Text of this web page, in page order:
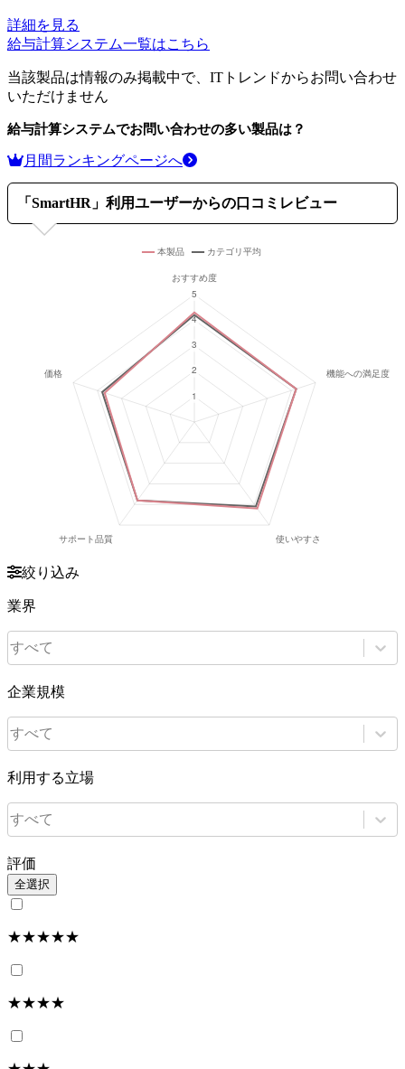
詳細を見る
給与計算システム一覧はこちら
当該製品は情報のみ掲載中で、ITトレンドからお問い合わせ
いただけません
給与計算システムでお問い合わせの多い製品は？
月間ランキングページへ
「 SmartHR 」利用ユーザーからの口コミレビュー
絞り込み
業界
すべて
企業規模
すべて
利用する立場
すべて
評価
全選択
★★★★★
★★★★